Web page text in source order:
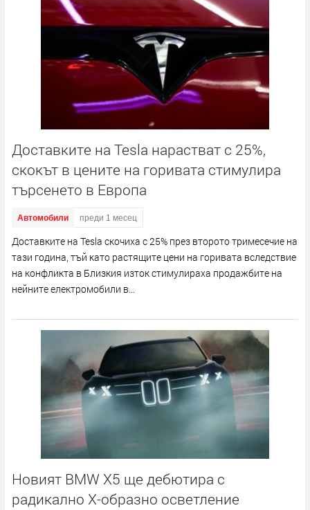
Доставките на Tesla нарастват с 25%,
скокът в цените на горивата стимулира
търсенето в Европа
Автомобили преди 1 месец
Доставките на Tesla скочиха с 25% през второто тримесечие на
тази година, тъй като растящите цени на горивата вследствие
на конфликта в Близкия изток стимулираха продажбите на
нейните електромобили в...
Новият BMW X5 ще дебютира с
радикално X-образно осветление